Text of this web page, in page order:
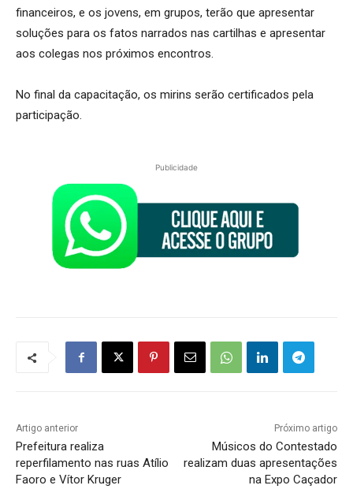
financeiros, e os jovens, em grupos, terão que apresentar
soluções para os fatos narrados nas cartilhas e apresentar
aos colegas nos próximos encontros.
No final da capacitação, os mirins serão certificados pela
participação.
Publicidade
Artigo anterior
Prefeitura realiza
reperfilamento nas ruas Atílio
Faoro e Vítor Kruger
Próximo artigo
Músicos do Contestado
realizam duas apresentações
na Expo Caçador